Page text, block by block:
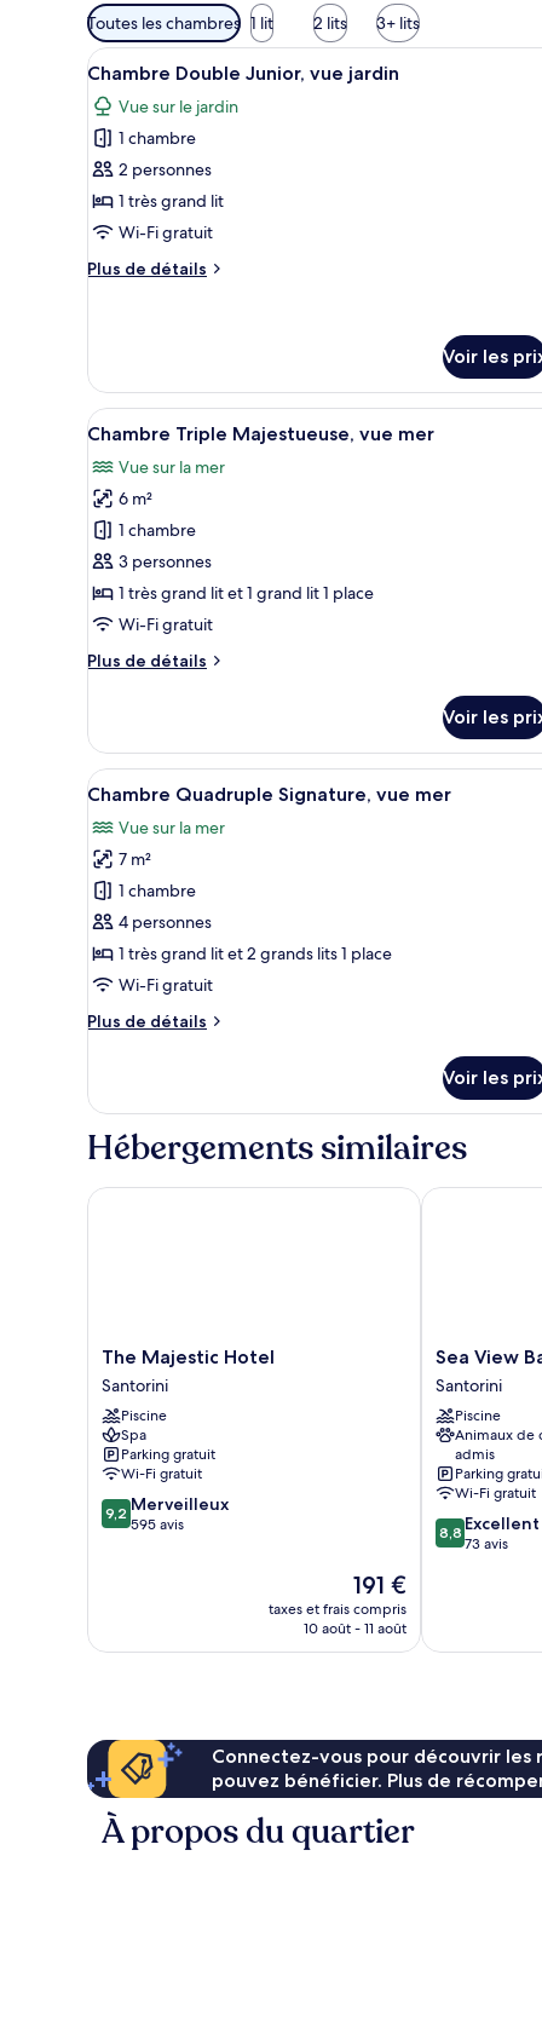
Filtres
disponibles
pour
les
chambres
Toutes les chambres 1 lit 2 lits 3+ lits
Afficher
toutes
les
photos
pour
ce
type
chambre :
vue
jardin
Une chambre d’hôtel
3
Chambre Double Junior, vue jardin
Vue sur le jardin
1 chambre
2 personnes
1 très grand lit
Wi-Fi gratuit
Plus de détails
Plus
type
de
chambre
Chambre
Double
Junior,
vue
jardin
Voir les
Afficher
toutes
les
photos
pour
ce
type
de
chambre :
Chambre
vue
mer
Une chambre d’hôtel
6
Chambre Triple Majestueuse, vue mer
Vue sur la mer
6 m²
1 chambre
3 personnes
1 très grand lit et 1 grand lit 1 place
Wi-Fi gratuit
Plus de détails
Plus
le
type
de
Chambre
Triple
Majestueuse,
vue
mer
Voir les
Afficher
toutes
les
photos
pour
ce
type
de
chambre :
Chambre
vue
mer
Une chambre moderne avec
6
Chambre Quadruple Signature, vue mer
Vue sur la mer
7 m²
1 chambre
4 personnes
1 très grand lit et 2 grands lits 1 place
Wi-Fi gratuit
Plus de détails
Plus
le
type
de
Chambre
Voir les
Hébergements similaires
The
Majestic
Hotel
Santorini
The Majestic Hotel
Santorini
Piscine
Spa
Parking gratuit
Wi-Fi gratuit
9.2
sur
9,2 Merveilleux
595 avis
Le
nouveau
prix
191 €
taxes et frais compris
10 août - 11 août
The Majestic Hotel
Sea
View
Bay
Hotel
Santorini
Santorini
Sea View
Santorini
Piscine
Animaux de
admis
Parking
Wi-Fi gratuit
8.8
sur
8,8 Excellent
73 avis
Sea View
Connectez-vous pour découvrir
pouvez bénéficier. Plus de
À propos du quartier